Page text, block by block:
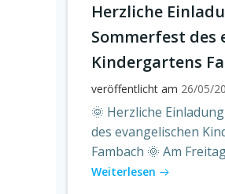
Herzliche
Sommerfest des
Kindergartens
veröffentlicht am 26/05/
🌞 Herzliche
des evangelischen
Fambach 🌞 Am
Weiterlesen